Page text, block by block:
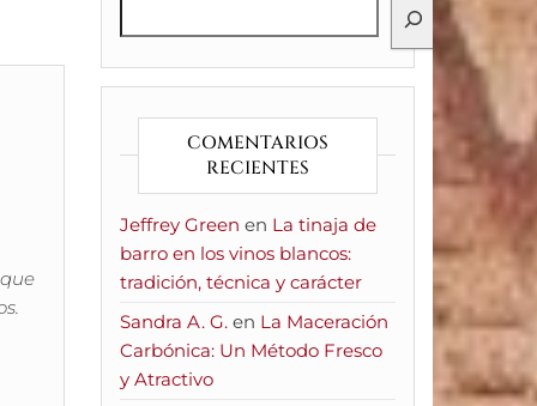
COMENTARIOS
RECIENTES
Jeffrey Green en La tinaja de
barro en los vinos blancos:
tradición, técnica y carácter
Sandra A. G.en La Maceración
Carbónica: Un Método Fresco
y Atractivo